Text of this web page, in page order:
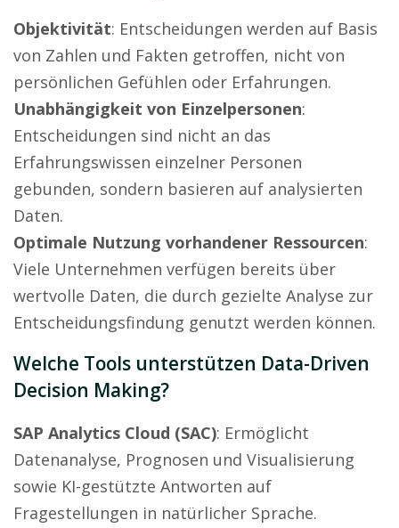
Objektivität: Entscheidungen werden auf Basis
von Zahlen und Fakten getroffen, nicht von
persönlichen Gefühlen oder Erfahrungen.
Unabhängigkeit von Einzelpersonen:
Entscheidungen sind nicht an das
Erfahrungswissen einzelner Personen
gebunden, sondern basieren auf analysierten
Daten.
Optimale Nutzung vorhandener Ressourcen:
Viele Unternehmen verfügen bereits über
wertvolle Daten, die durch gezielte Analyse zur
Entscheidungsfindung genutzt werden können.
Welche Tools unterstützen Data-Driven
Decision Making?
SAP Analytics Cloud (SAC): Ermöglicht
Datenanalyse, Prognosen und Visualisierung
sowie KI-gestützte Antworten auf
Fragestellungen in natürlicher Sprache.